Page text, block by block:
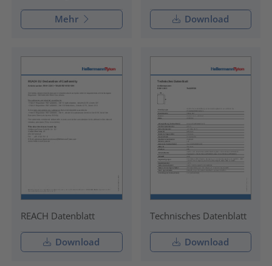
Mehr Download
REACH Datenblatt
Download
Technisches Datenblatt
Download